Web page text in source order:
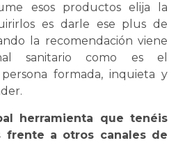
esos productos elija la
es darle ese plus de
la recomendación viene
sanitario como es el
formada, inquieta y
herramienta que tenéis
frente a otros canales de